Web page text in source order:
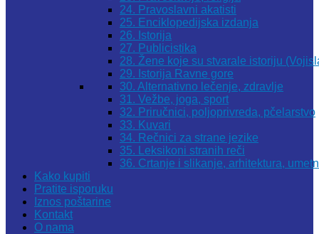
24. Pravoslavni akatisti
25. Enciklopedijska izdanja
26. Istorija
27. Publicistika
28. Žene koje su stvarale istoriju
29. Istorija Ravne gore
30. Alternativno lečenje, zdravlje
31. Vežbe, joga, sport
32. Priručnici, poljoprivreda, pčelarstvo
33. Kuvari
34. Rečnici za strane jezike
35. Leksikoni stranih reči
36. Crtanje i slikanje, arhitektura,
Kako kupiti
Pratite isporuku
Iznos poštarine
Kontakt
O nama